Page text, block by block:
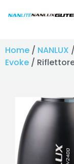
Home / NANLUX /
Evoke /